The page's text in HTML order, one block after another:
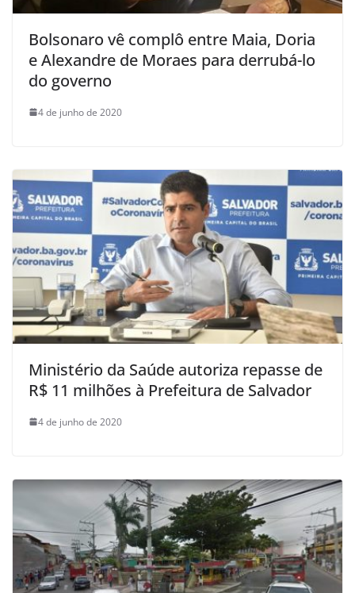
Bolsonaro vê complô entre Maia, Doria
e Alexandre de Moraes para derrubá-lo
do governo
4 de junho de 2020
Ministério da Saúde autoriza repasse de
R$ 11 milhões à Prefeitura de Salvador
4 de junho de 2020